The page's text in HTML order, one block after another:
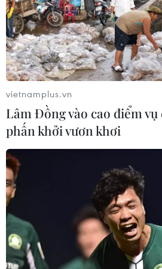
Phát triển mô hình AI giải mã
ngữ của não bộ”
05/08/2026 23:26
Ngoại giao khoa
công nghệ trở thành trụ cột mới
nền đối ngoại Việt Nam
05/08/2026 14:56
Bế mạc Techfest Hải Phòng 2026:
Lan tỏa tinh thần đổi mới, khát
phát triển
05/08/2026 12:58
vietnamplus.vn
Lâm Đồng vào cao điểm vụ
phấn khởi vươn khơi